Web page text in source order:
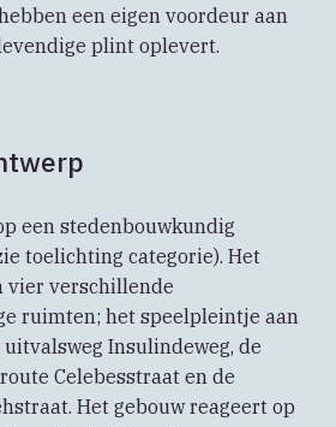
een eigen voordeur aan
plint oplevert.
een stedenbouwkundig
toelichting categorie). Het
vier verschillende
ruimten; het speelpleintje aan
Insulindeweg, de
Celebesstraat en de
Het gebouw reageert op